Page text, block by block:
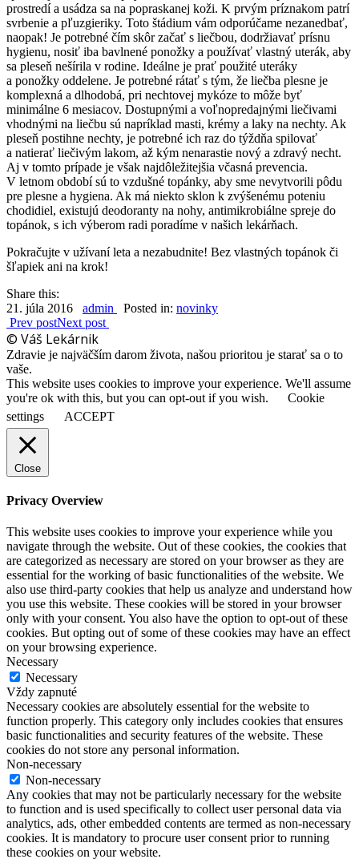
prostredí a usádza sa na popraskanej koži. K prvým príznakom patrí
svrbenie a pľuzgieriky. Toto štádium vám odporúčame nezanedbať,
naopak! Je potrebné čím skôr začať s liečbou, dodržiavať prísnu
hygienu, nosiť iba bavlnené ponožky a používať vlastný uterák, aby
sa pleseň nešírila v rodine. Ideálne je prať použité uteráky
a ponožky oddelene. Je potrebné rátať s tým, že liečba plesne je
komplexná a dlhodobá, pri nechtovej mykóze to môže byť
minimálne 6 mesiacov. Dostupnými a voľnopredajnými liečivami
vhodnými na liečbu sú napríklad masti, krémy a laky na nechty. Ak
pleseň postihne nechty, je potrebné ich raz do týždňa spilovať
a natierať liečivým lakom, až kým nenarastie nový a zdravý necht.
Aj v tomto prípade je však najdôležitejšia včasná prevencia.
V letnom období sú to vzdušné topánky, aby sme nevytvorili pôdu
pre plesne a hygiena. Ak má niekto sklon k zvýšenému poteniu
chodidiel, existujú deodoranty na nohy, antimikrobiálne spreje do
topánok, s ich výberom radi poradíme v našich lekárňach.
Pokračujte v užívaní leta a nezabudnite! Bez vlastných topánok či
šľapiek ani na krok!
Share this:
21. júla 2016
admin Posted in: novinky
Prev postNext post
© Váš Lekárnik
Zdravie je najväčším darom života, našou prioritou je starať sa o to
vaše.
This website uses cookies to improve your experience. We'll assume
you're ok with this, but you can opt-out if you wish.
Cookie
settings
ACCEPT
Close
Privacy Overview
This website uses cookies to improve your experience while you
navigate through the website. Out of these cookies, the cookies that
are categorized as necessary are stored on your browser as they are
essential for the working of basic functionalities of the website. We
also use third-party cookies that help us analyze and understand how
you use this website. These cookies will be stored in your browser
only with your consent. You also have the option to opt-out of these
cookies. But opting out of some of these cookies may have an effect
on your browsing experience.
Necessary
Necessary
Vždy zapnuté
Necessary cookies are absolutely essential for the website to
function properly. This category only includes cookies that ensures
basic functionalities and security features of the website. These
cookies do not store any personal information.
Non-necessary
Non-necessary
Any cookies that may not be particularly necessary for the website
to function and is used specifically to collect user personal data via
analytics, ads, other embedded contents are termed as non-necessary
cookies. It is mandatory to procure user consent prior to running
these cookies on your website.